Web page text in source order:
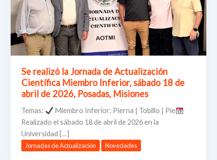
Se realizó la Jornada de Actualización
Científica Miembro Inferior, sábado 18 de
abril de 2026, Posadas, Misiones
Temas:
Miembro Inferior: Pierna | Tobillo | Pie
Realizado el sábado 18 de abril de 2026 en la
Universidad […]
Jornadas de Actualización Novedades